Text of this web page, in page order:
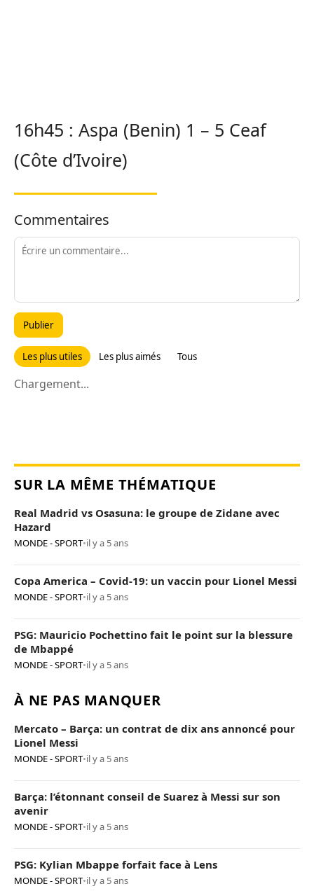
16h45 : Aspa (Benin) 1 – 5 Ceaf
(Côte d’Ivoire)
Commentaires
Publier
Les plus utiles Les plus aimés Tous
Chargement...
SUR LA MÊME THÉMATIQUE
Real Madrid vs Osasuna: le groupe de Zidane avec
Hazard
MONDE - SPORT•il y a 5 ans
Copa America – Covid-19: un vaccin pour Lionel Messi
MONDE - SPORT•il y a 5 ans
PSG: Mauricio Pochettino fait le point sur la blessure
de Mbappé
MONDE - SPORT•il y a 5 ans
À NE PAS MANQUER
Mercato – Barça: un contrat de dix ans annoncé pour
Lionel Messi
MONDE - SPORT•il y a 5 ans
Barça: l’étonnant conseil de Suarez à Messi sur son
avenir
MONDE - SPORT•il y a 5 ans
PSG: Kylian Mbappe forfait face à Lens
MONDE - SPORT•il y a 5 ans